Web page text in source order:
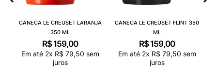
CANECA LE CREUSET LARANJA
350 ML
R$ 159,00
Em até 2x R$ 79,50 sem
juros
CANECA LE CREUSET FLINT 350
ML
R$ 159,00
Em até 2x R$ 79,50 sem
juros